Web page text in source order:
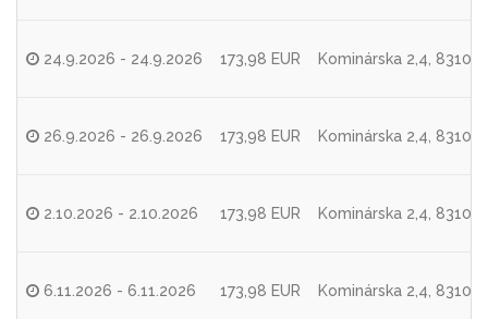
24.9.2026 - 24.9.2026 173,98 EUR Kominárska 2,4, 83104
26.9.2026 - 26.9.2026 173,98 EUR Kominárska 2,4, 83104
2.10.2026 - 2.10.2026 173,98 EUR Kominárska 2,4, 83104
6.11.2026 - 6.11.2026 173,98 EUR Kominárska 2,4, 83104